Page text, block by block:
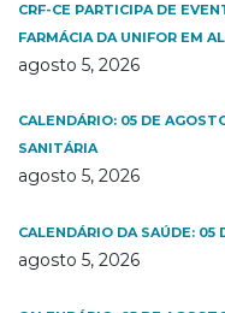
CRF-CE PARTICIPA DE
FARMÁCIA DA UNIFOR EM
agosto 5, 2026
CALENDÁRIO: 05 DE
SANITÁRIA
agosto 5, 2026
CALENDÁRIO DA SAÚDE: 05
agosto 5, 2026